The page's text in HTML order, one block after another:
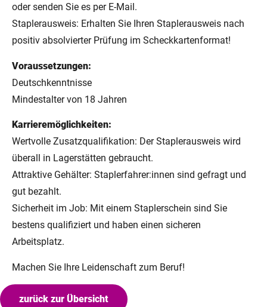
oder senden Sie es per E-Mail.
Staplerausweis: Erhalten Sie Ihren Staplerausweis nach
positiv absolvierter Prüfung im Scheckkartenformat!
Voraussetzungen:
Deutschkenntnisse
Mindestalter von 18 Jahren
Karrieremöglichkeiten:
Wertvolle Zusatzqualifikation: Der Staplerausweis wird
überall in Lagerstätten gebraucht.
Attraktive Gehälter: Staplerfahrer:innen sind gefragt und
gut bezahlt.
Sicherheit im Job: Mit einem Staplerschein sind Sie
bestens qualifiziert und haben einen sicheren
Arbeitsplatz.
Machen Sie Ihre Leidenschaft zum Beruf!
zurück zur Übersicht